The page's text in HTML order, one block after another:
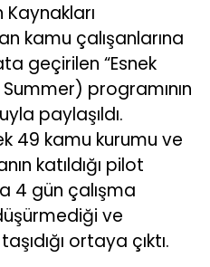
kamu çalışanlarına
geçirilen “Esnek
Summer) programının
paylaşıldı.
49 kamu kurumu ve
katıldığı pilot
4 gün çalışma
ve
ortaya çıktı.